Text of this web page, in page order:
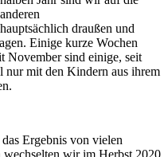
draußen und
Einige kurze Wochen
November sind einige, seit
nur mit den Kindern aus ihrem
Ergebnis von vielen